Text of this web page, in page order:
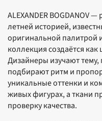
ALEXANDER BOGDANOV
летней историей,
оригинальной палитрой
коллекция создаётся
Дизайнеры изучают тему,
подбирают ритм и
уникальные оттенки и
живых фигурах, а ткани
проверку качества.